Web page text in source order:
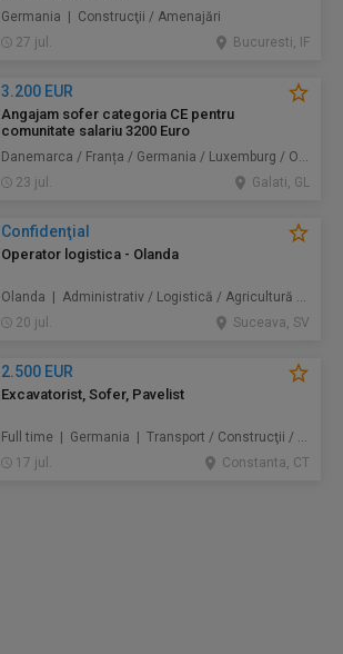
Germania | Construcţii / Amenajări
27 jul.
Bucuresti, IF
3.200 EUR
Angajam sofer categoria CE pentru
comunitate salariu 3200 Euro
Danemarca / Franța / Germania / Luxemburg / Olanda | Transport
23 jul.
Galati, GL
Confidenţial
Operator logistica - Olanda
Olanda | Administrativ / Logistică / Agricultură / Silvicultură / Prestări servicii / Producție /
20 jul.
Suceava, SV
2.500 EUR
Excavatorist, Sofer, Pavelist
Full time | Germania | Transport / Construcţii / Amenajări
17 jul.
Constanta, CT